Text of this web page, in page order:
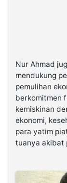
Nur Ahmad
mendukung
pemulihan
berkomitmen
kemiskinan
ekonomi,
para yatim
tuanya akibat